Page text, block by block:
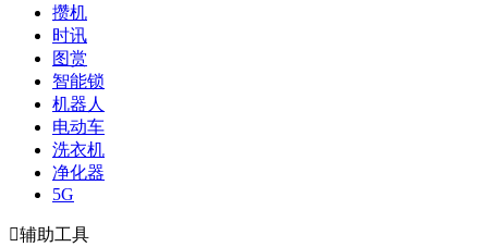
攒机
时讯
图赏
智能锁
机器人
电动车
洗衣机
净化器
5G
辅助工具